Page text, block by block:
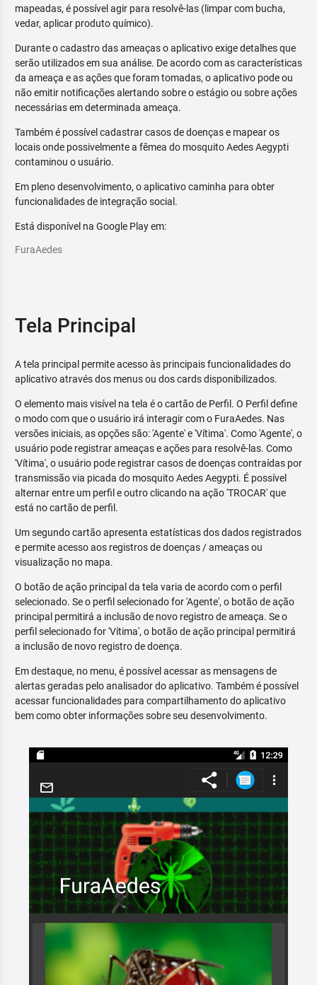
mapeadas, é possível agir para resolvê-las (limpar com bucha,
vedar, aplicar produto químico).
Durante o cadastro das ameaças o aplicativo exige detalhes que
serão utilizados em sua análise. De acordo com as características
da ameaça e as ações que foram tomadas, o aplicativo pode ou
não emitir notificações alertando sobre o estágio ou sobre ações
necessárias em determinada ameaça.
Também é possível cadastrar casos de doenças e mapear os
locais onde possivelmente a fêmea do mosquito Aedes Aegypti
contaminou o usuário.
Em pleno desenvolvimento, o aplicativo caminha para obter
funcionalidades de integração social.
Está disponível na Google Play em:
FuraAedes
Tela Principal
A tela principal permite acesso às principais funcionalidades do
aplicativo através dos menus ou dos cards disponibilizados.
O elemento mais visível na tela é o cartão de Perfil. O Perfil define
o modo com que o usuário irá interagir com o FuraAedes. Nas
versões iniciais, as opções são: 'Agente' e 'Vítima'. Como 'Agente', o
usuário pode registrar ameaças e ações para resolvê-las. Como
'Vítima', o usuário pode registrar casos de doenças contraídas por
transmissão via picada do mosquito Aedes Aegypti. É possível
alternar entre um perfil e outro clicando na ação 'TROCAR' que
está no cartão de perfil.
Um segundo cartão apresenta estatísticas dos dados registrados
e permite acesso aos registros de doenças / ameaças ou
visualização no mapa.
O botão de ação principal da tela varia de acordo com o perfil
selecionado. Se o perfil selecionado for 'Agente', o botão de ação
principal permitirá a inclusão de novo registro de ameaça. Se o
perfil selecionado for 'Vítima', o botão de ação principal permitirá
a inclusão de novo registro de doença.
Em destaque, no menu, é possível acessar as mensagens de
alertas geradas pelo analisador do aplicativo. Também é possível
acessar funcionalidades para compartilhamento do aplicativo
bem como obter informações sobre seu desenvolvimento.